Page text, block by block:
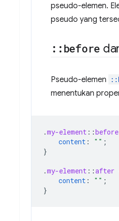
pseudo-elemen.
pseudo yang
:: before
Pseudo-elemen
menentukan
.my-element ::before
content : "" ;
}
.my-element ::after
content : "" ;
}